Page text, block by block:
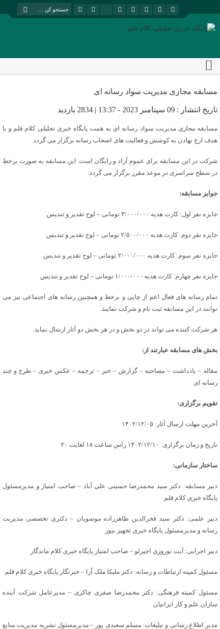
مسابقه مجازی مدیریت سواد رسانه ای
تاریخ انتشار : 09 سپتامبر 2023 - 13:37 | 2834 بازدید
مسابقه مجازی مدیریت سواد رسانه ای به همت پایگاه خبری تحلیلی کلام قلم و با
هدف ارج نهادن به کوشش و فعالیت های اصحاب رسانه برگزار می گردد.
شرکت در این مسابقه برای عموم آزاد و رایگان است. این مسابقه به صورت برخط
در سطح سراسری در موعد مقرر برگزار می گردد.
جوایز مسابقه:
جایزه نفر اول: کارت هدیه ۳/۰۰۰/۰۰۰ تومانی – لوح تقدیر و تندیس
جایزه نفر دوم: کارت هدیه ۲/۵۰۰/۰۰۰ تومانی – لوح تقدیر و تندیس
جایزه نفر سوم: کارت هدیه ۲/۰۰۰/۰۰۰ تومانی – لوح تقدیر و تندیس
جایزه نفر چهارم: کارت هدیه ۱/۰۰۰/۰۰۰ تومانی – لوح تقدیر و تندیس
تمام رسانه های فعال اعم از چاپی و برخط و همچنین رسانه های اجتماعی نیز می
توانند در این مسابقه ثبت نام و شرکت نمایند.
هر شرکت کننده می تواند در دو بخش و در هر بخش دو آثار ارسال نماید.
بخش های مسابقه عبارتند از:
مقاله – یادداشت – مصاحبه – گزارش – خبر – ترجمه – عکس خبری – طرح و چند
رسانه ای
تقویم برگزاری:
آخرین مهلت ارسال آثار: ۱۴۰۲/۱۲/۰۵
تاریخ و زمان برگزاری: ۱۴۰۲/۱۲/۱۰ راس ساعت ۱۸ لغایت ۲۰
ساختار سازمانی:
دبیر مسابقه: دکتر سید محمدرضا حسینی علی آباد – صاحب امتیاز و مدیرمسئول
پایگاه خبری کلام قلم
دبیر علمی: دکتر سید فخرالدین طاهرزاده موسویان – دکتری تخصصی مدیریت
رسانه و مدیرمسئول پایگاه خبری تجهیز نیوز
دبیر اجرایی: آیت نوروزی اجیرلو – صاحب امتیاز پایگاه خبری کلام ماندگار
مسئول کمیته ارتباطات و رسانه: دکتر ملیکا ملک آرا – خبرنگار پایگاه خبری کلام قلم
مسئول کمیته فرهنگی: دکتر محمدرضا صفری چاکری – مدیرعامل شرکت آینده
سازان علم و کار ایرانیان
مدیر اطلاع رسانی و تبلیغات: مسلم سعیدی پور – مدیرمسئول نشریه مدیریت منابع